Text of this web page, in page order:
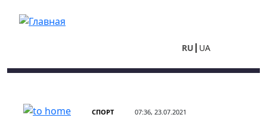
RU UA
СПОРТ 07:36, 23.07.2021